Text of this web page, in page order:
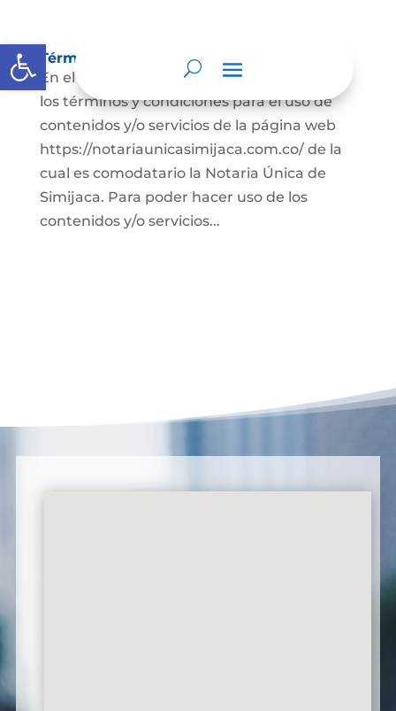
Abrir barra de herramientas
Términos y condiciones
En el presente documento se establecen
los términos y condiciones para el uso de
contenidos y/o servicios de la página web
https://notariaunicasimijaca.com.co/ de la
cual es comodatario la Notaria Única de
Simijaca. Para poder hacer uso de los
contenidos y/o servicios...